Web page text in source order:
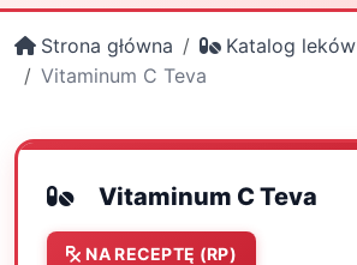
Strona główna
Katalog leków
Vitaminum C Teva
Vitaminum C Teva
NA RECEPTĘ (RP)